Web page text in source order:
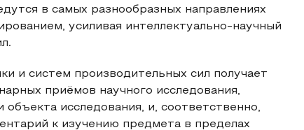
в самых разнообразных направлениях
усиливая интеллектуально-научный
и систем производительных сил получает
приёмов научного исследования,
исследования, и, соответственно,
к изучению предмета в пределах